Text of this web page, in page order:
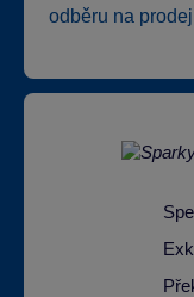
odběru na